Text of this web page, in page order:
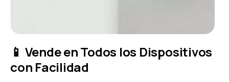
📱 Vende en Todos los Dispositivos
con Facilidad